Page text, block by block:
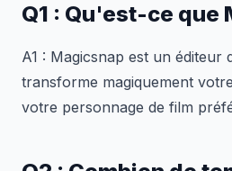
Q1 : Qu'est-ce que
A1 : Magicsnap est un éditeur
transforme magiquement
votre personnage de film